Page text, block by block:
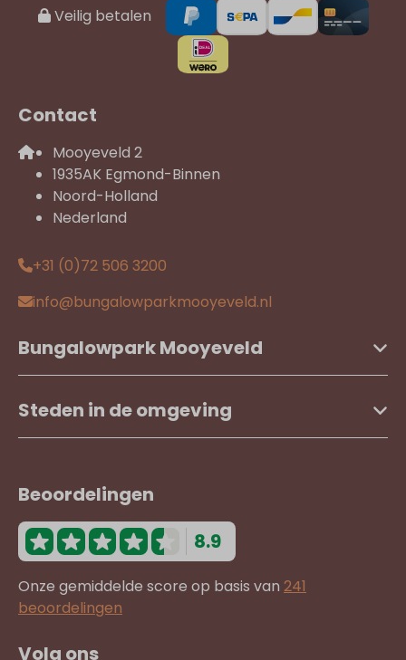
Veilig betalen
Contact
Mooyeveld 2
1935AK Egmond-Binnen
Noord-Holland
Nederland
+31 (0)72 506 3200
info@bungalowparkmooyeveld.nl
Bungalowpark Mooyeveld
Steden in de omgeving
Beoordelingen
8.9
Onze gemiddelde score op basis van 241
beoordelingen
Volg ons